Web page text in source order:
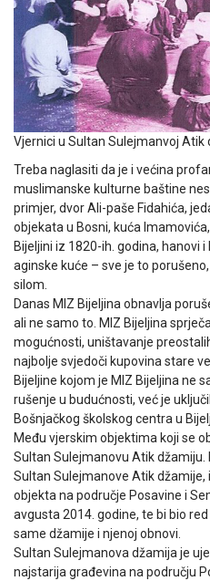
Vjernici u Sultan Sulejmanvoj
Treba naglasiti da je i većina
muslimanske kulturne baštine
primjer, dvor Ali-paše Fidahića,
objekata u Bosni, kuća
Bijeljini iz 1820-ih. godina, hanovi
aginske kuće – sve je to
silom.
Danas MIZ Bijeljina obnavlja
ali ne samo to. MIZ Bijeljina
mogućnosti, uništavanje
najbolje svjedoči kupovina stare
Bijeljine kojom je MIZ Bijeljina ne
rušenje u budućnosti, već je
Bošnjačkog školskog centra u
Među vjerskim objektima koji se
Sultan Sulejmanovu Atik
Sultan Sulejmanove Atik
objekta na područje Posavine i
avgusta 2014. godine, te bi bio
same džamije i njenoj obnovi.
Sultan Sulejmanova džamija je
najstarija građevina na području